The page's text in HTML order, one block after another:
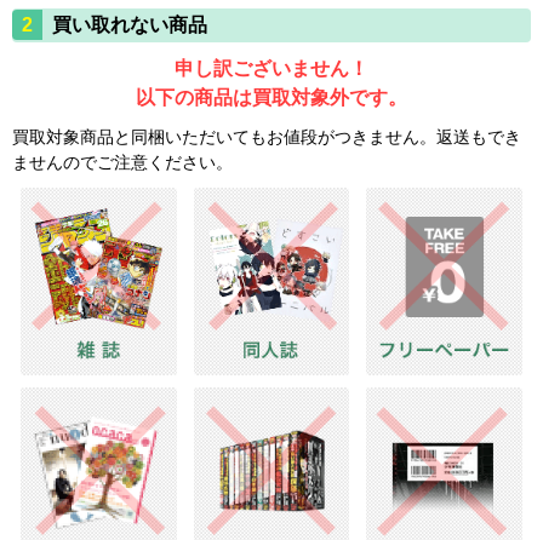
買い取れない商品
申し訳ございません！
以下の商品は買取対象外です。
買取対象商品と同梱いただいてもお値段がつきません。返送もでき
ませんのでご注意ください。